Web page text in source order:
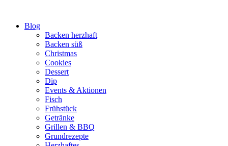
springenBlog
Backen herzhaft
Backen süß
Christmas
Cookies
Dessert
Dip
Events & Aktionen
Fisch
Frühstück
Getränke
Grillen & BBQ
Grundrezepte